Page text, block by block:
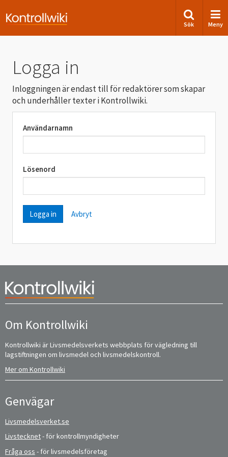
Sök Meny
Logga in
Inloggningen är endast till för redaktörer som skapar
och underhåller texter i Kontrollwiki.
Användarnamn
Lösenord
Avbryt
Om Kontrollwiki
Kontrollwiki är Livsmedelsverkets webbplats för vägledning till
lagstiftningen om livsmedel och livsmedelskontroll.
Mer om Kontrollwiki
Genvägar
Livsmedelsverket.se
Livstecknet- för kontrollmyndigheter
Fråga oss - för livsmedelsföretag